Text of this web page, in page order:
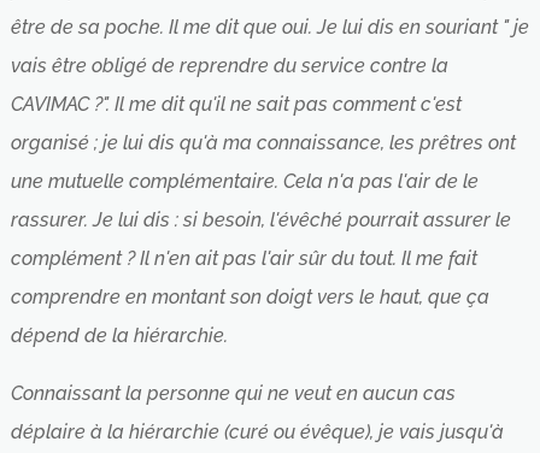
être de sa poche. Il me dit que oui. Je lui dis en souriant " je
vais être obligé de reprendre du service contre la
CAVIMAC ?". Il me dit qu'il ne sait pas comment c'est
organisé ; je lui dis qu'à ma connaissance, les prêtres ont
une mutuelle complémentaire. Cela n'a pas l'air de le
rassurer. Je lui dis : si besoin, l'évêché pourrait assurer le
complément ? Il n'en ait pas l'air sûr du tout. Il me fait
comprendre en montant son doigt vers le haut, que ça
dépend de la hiérarchie.
Connaissant la personne qui ne veut en aucun cas
déplaire à la hiérarchie (curé ou évêque), je vais jusqu'à